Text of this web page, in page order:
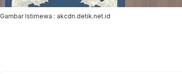
Gambar Istimewa : akcdn.detik.net.id